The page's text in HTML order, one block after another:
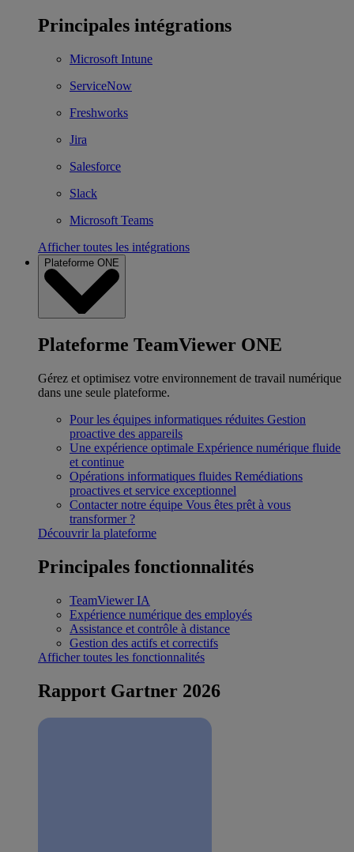
Principales intégrations
Microsoft Intune
ServiceNow
Freshworks
Jira
Salesforce
Slack
Microsoft Teams
Afficher toutes les intégrations
Plateforme ONE
Plateforme TeamViewer ONE
Gérez et optimisez votre environnement de travail numérique
dans une seule plateforme.
Pour les équipes informatiques réduites Gestion
proactive des appareils
Une expérience optimale Expérience numérique fluide
et continue
Opérations informatiques fluides Remédiations
proactives et service exceptionnel
Contacter notre équipe Vous êtes prêt à vous
transformer ?
Découvrir la plateforme
Principales fonctionnalités
TeamViewer IA
Expérience numérique des employés
Assistance et contrôle à distance
Gestion des actifs et correctifs
Afficher toutes les fonctionnalités
Rapport Gartner 2026